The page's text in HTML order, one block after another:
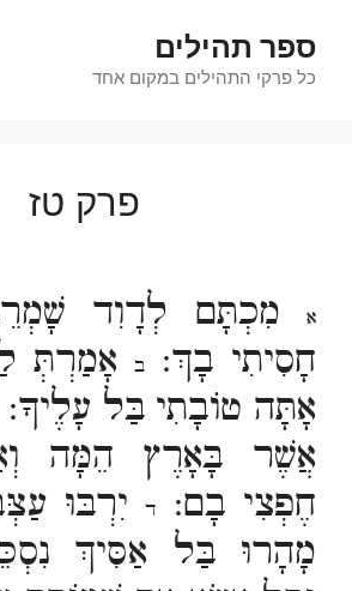
לתוכןספר תהילים
כל פרקי התהילים במקום אחד
פרק טז
א
מִכְתָּם לְדָוִד
חָסִיתִי בָךְ:
ב
אָמַרְתְּ
אָתָּה טוֹבָתִי בַּל
אֲשֶׁר בָּאָרֶץ הֵמָּה
חֶפְצִי בָם:
דיִרְבּוּ
מָהָרוּ בַּל אַסִּיךְ